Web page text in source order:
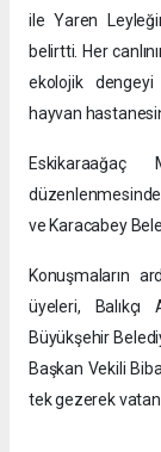
ile Yaren
belirtti. Her
ekolojik dengeyi
hayvan
ve Karacabey
Konuşmaların
üyeleri,
Büyükşehir
Başkan Vekili
tek gezerek